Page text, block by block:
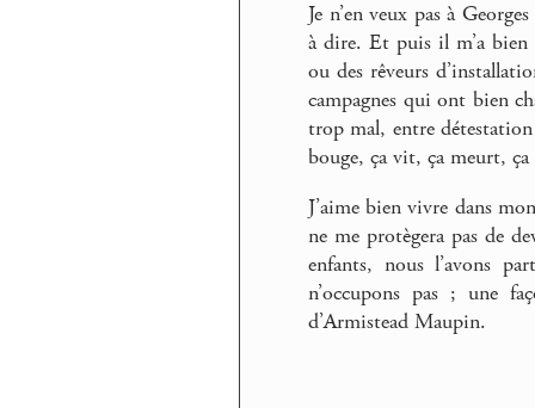
Je n’en veux pas à
à dire. Et puis il m’a bien
ou des rêveurs
campagnes qui ont bien
trop mal, entre détestation
bouge, ça vit, ça meurt,
J’aime bien vivre dans
ne me protègera pas de
enfants, nous l’avons
n’occupons pas ; une
d’Armistead Maupin.